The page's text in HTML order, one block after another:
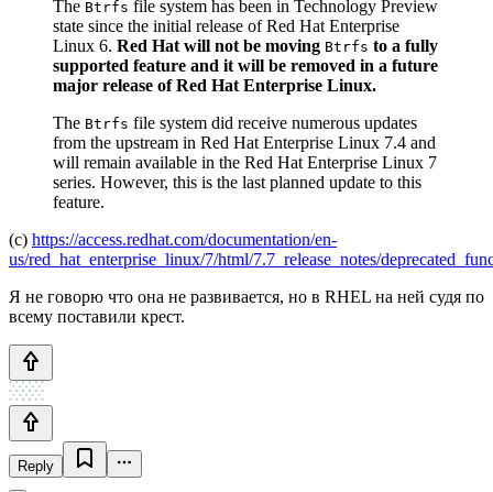
The Btrfs file system has been in Technology Preview
state since the initial release of Red Hat Enterprise
Linux 6. Red Hat will not be moving Btrfs to a fully
supported feature and it will be removed in a future
major release of Red Hat Enterprise Linux.
The Btrfs file system did receive numerous updates
from the upstream in Red Hat Enterprise Linux 7.4 and
will remain available in the Red Hat Enterprise Linux 7
series. However, this is the last planned update to this
feature.
(с) https://access.redhat.com/documentation/en-
us/red_hat_enterprise_linux/7/html/7.7_release_notes/
Я не говорю что она не развивается, но в RHEL на ней судя по
всему поставили крест.
Reply